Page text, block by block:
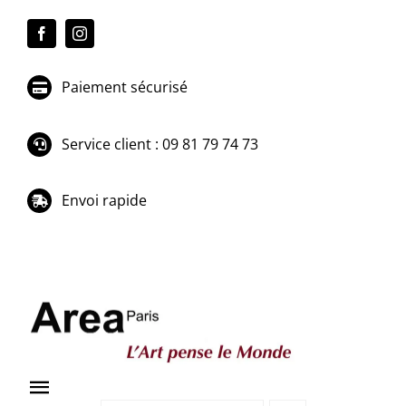
Paiement sécurisé
Service client : 09 81 79 74 73
Envoi rapide